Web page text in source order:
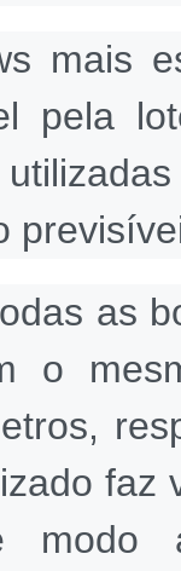
mais
pela
as
o
faz